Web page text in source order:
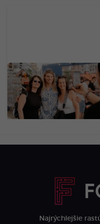
Nájdeš sa na našich
fotkách? Toto je
LOVESTREAM deň
očami našej redakcie
(FOTOGALÉRIA)
Najrýchlejšie